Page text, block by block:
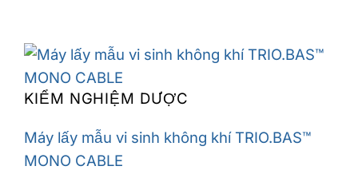
KIỂM NGHIỆM DƯỢC
Máy lấy mẫu vi sinh không khí TRIO.BAS™
MONO CABLE